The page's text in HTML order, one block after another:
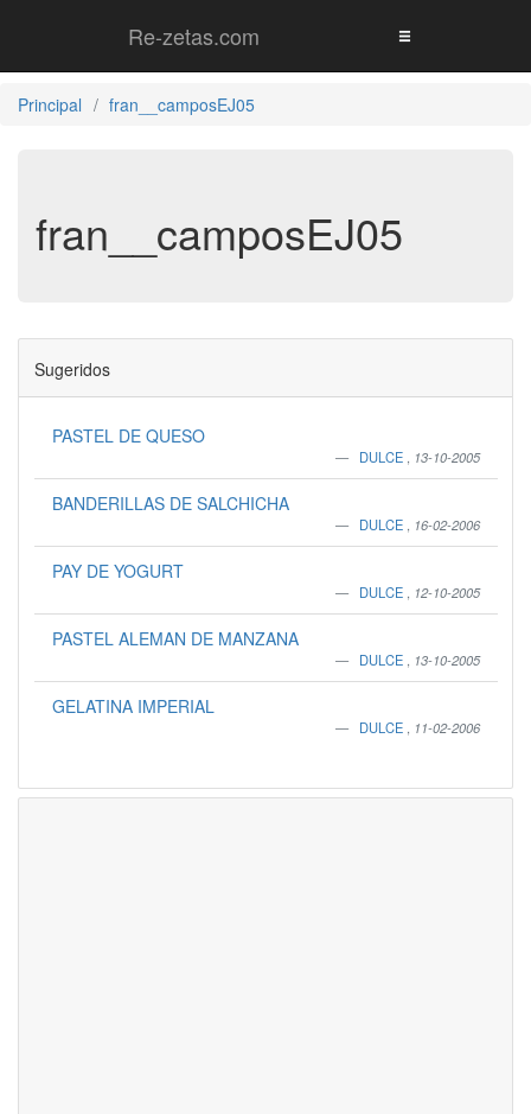
Re-zetas.com
Principal fran__camposEJ05
fran__camposEJ05
Sugeridos
PASTEL DE QUESO
DULCE 13-10-2005
BANDERILLAS DE SALCHICHA
DULCE 16-02-2006
PAY DE YOGURT
DULCE 12-10-2005
PASTEL ALEMAN DE MANZANA
DULCE 13-10-2005
GELATINA IMPERIAL
DULCE 11-02-2006